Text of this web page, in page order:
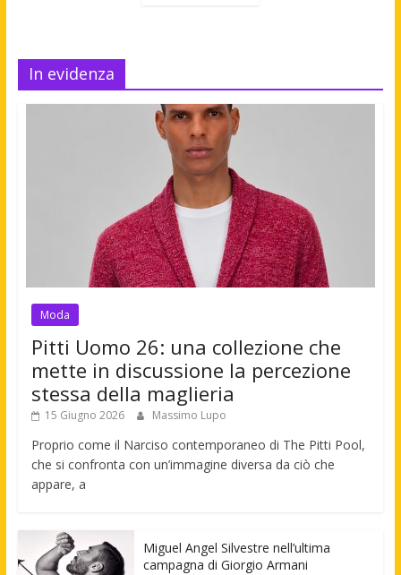
In evidenza
Moda
Pitti Uomo 26: una collezione che
mette in discussione la percezione
stessa della maglieria
15 Giugno 2026 Massimo Lupo
Proprio come il Narciso contemporaneo di The Pitti Pool,
che si confronta con un’immagine diversa da ciò che
appare, a
Miguel Angel Silvestre nell’ultima
campagna di Giorgio Armani